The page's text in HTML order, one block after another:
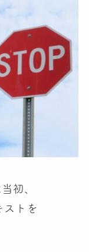
初、
ストを